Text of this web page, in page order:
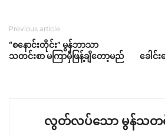
Previous article
“စနောင်းတိုင်း” မွန်ဘာသာ
သတင်းစာ မကြာမှီဖြန့်ချိတော့မည်
ခေါင်
လွတ်လပ်သော မွန်သတင်